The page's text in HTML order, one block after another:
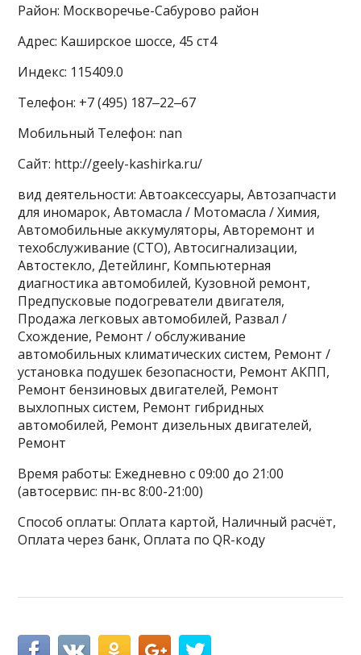
Район: Москворечье-Сабурово район
Адрес: Каширское шоссе, 45 ст4
Индекс: 115409.0
Телефон: +7 (495) 187‒22‒67
Мобильный Телефон: nan
Сайт: http://geely-kashirka.ru/
вид деятельности: Автоаксессуары, Автозапчасти
для иномарок, Автомасла / Мотомасла / Химия,
Автомобильные аккумуляторы, Авторемонт и
техобслуживание (СТО), Автосигнализации,
Автостекло, Детейлинг, Компьютерная
диагностика автомобилей, Кузовной ремонт,
Предпусковые подогреватели двигателя,
Продажа легковых автомобилей, Развал /
Схождение, Ремонт / обслуживание
автомобильных климатических систем, Ремонт /
установка подушек безопасности, Ремонт АКПП,
Ремонт бензиновых двигателей, Ремонт
выхлопных систем, Ремонт гибридных
автомобилей, Ремонт дизельных двигателей,
Ремонт
Время работы: Ежедневно с 09:00 до 21:00
(автосервис: пн-вс 8:00-21:00)
Способ оплаты: Оплата картой, Наличный расчёт,
Оплата через банк, Оплата по QR-коду